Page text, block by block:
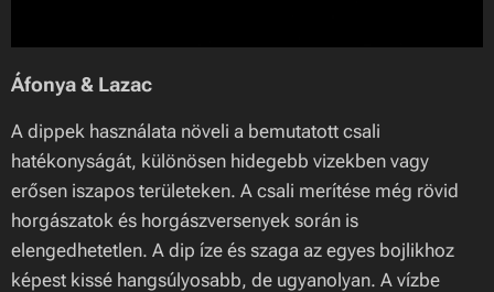
Áfonya & Lazac
A dippek használata növeli a bemutatott csali
hatékonyságát, különösen hidegebb vizekben vagy
erősen iszapos területeken. A csali merítése még rövid
horgászatok és horgászversenyek során is
elengedhetetlen. A dip íze és szaga az egyes bojlikhoz
képest kissé hangsúlyosabb, de ugyanolyan. A vízbe